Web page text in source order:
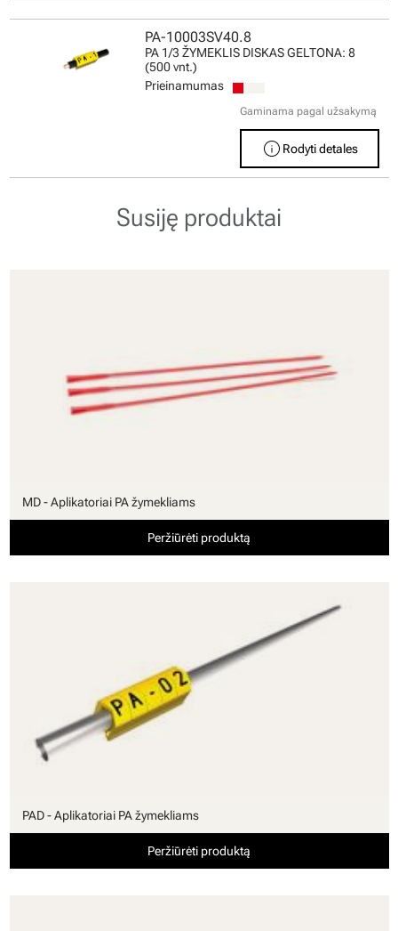
PA-10003SV40.8
PA 1/3 ŽYMEKLIS DISKAS GELTONA: 8
(500 vnt.)
Prieinamumas
Gaminama pagal užsakymą
info Rodyti detales
Susiję produktai
MD - Aplikatoriai PA žymekliams
Peržiūrėti produktą
PAD - Aplikatoriai PA žymekliams
Peržiūrėti produktą